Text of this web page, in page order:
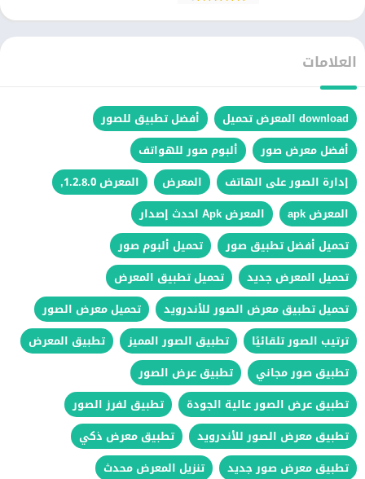
العلامات
download المعرض تحميل
أفضل تطبيق للصور
أفضل معرض صور
ألبوم صور للهواتف
إدارة الصور على الهاتف
المعرض
المعرض 1.2.8.0,
المعرض apk
المعرض Apk احدث إصدار
تحميل أفضل تطبيق صور
تحميل ألبوم صور
تحميل المعرض جديد
تحميل تطبيق المعرض
تحميل تطبيق معرض الصور للأندرويد
تحميل معرض الصور
ترتيب الصور تلقائيًا
تطبيق الصور المميز
تطبيق المعرض
تطبيق صور مجاني
تطبيق عرض الصور
تطبيق عرض الصور عالية الجودة
تطبيق لفرز الصور
تطبيق معرض الصور للأندرويد
تطبيق معرض ذكي
تطبيق معرض صور جديد
تنزيل المعرض محدث